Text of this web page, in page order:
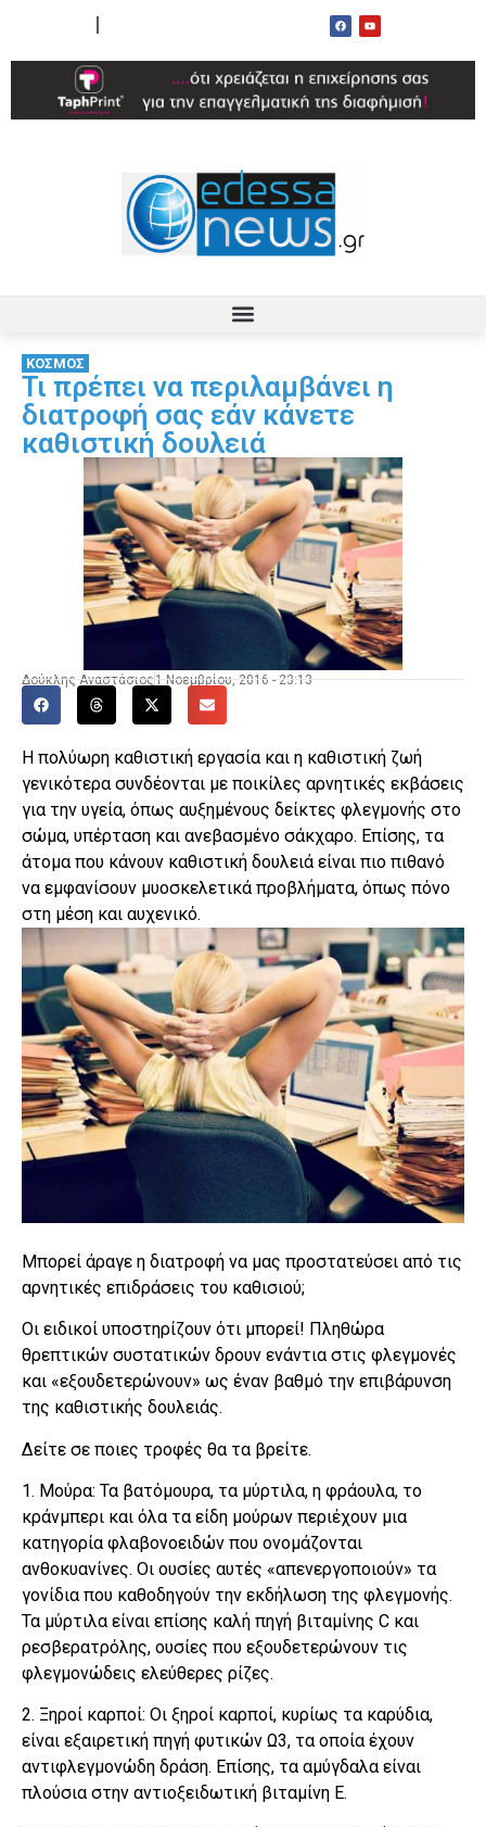
ΚΟΣΜΟΣ
Τι πρέπει να περιλαμβάνει η
διατροφή σας εάν κάνετε
καθιστική δουλειά
Δούκλης Αναστάσιος 1 Νοεμβρίου, 2016 - 23:13
Η πολύωρη καθιστική εργασία και η καθιστική ζωή
γενικότερα συνδέονται με ποικίλες αρνητικές εκβάσεις
για την υγεία, όπως αυξημένους δείκτες φλεγμονής στο
σώμα, υπέρταση και ανεβασμένο σάκχαρο. Επίσης, τα
άτομα που κάνουν καθιστική δουλειά είναι πιο πιθανό
να εμφανίσουν μυοσκελετικά προβλήματα, όπως πόνο
στη μέση και αυχενικό.
Μπορεί άραγε η διατροφή να μας προστατεύσει από τις
αρνητικές επιδράσεις του καθισιού;
Οι ειδικοί υποστηρίζουν ότι μπορεί! Πληθώρα
θρεπτικών συστατικών δρουν ενάντια στις φλεγμονές
και «εξουδετερώνουν» ως έναν βαθμό την επιβάρυνση
της καθιστικής δουλειάς.
Δείτε σε ποιες τροφές θα τα βρείτε.
1. Μούρα: Τα βατόμουρα, τα μύρτιλα, η φράουλα, το
κράνμπερι και όλα τα είδη μούρων περιέχουν μια
κατηγορία φλαβονοειδών που ονομάζονται
ανθοκυανίνες. Οι ουσίες αυτές «απενεργοποιούν» τα
γονίδια που καθοδηγούν την εκδήλωση της φλεγμονής.
Τα μύρτιλα είναι επίσης καλή πηγή βιταμίνης C και
ρεσβερατρόλης, ουσίες που εξουδετερώνουν τις
φλεγμονώδεις ελεύθερες ρίζες.
2. Ξηροί καρποί: Οι ξηροί καρποί, κυρίως τα καρύδια,
είναι εξαιρετική πηγή φυτικών Ω3, τα οποία έχουν
αντιφλεγμονώδη δράση. Επίσης, τα αμύγδαλα είναι
πλούσια στην αντιοξειδωτική βιταμίνη Ε.